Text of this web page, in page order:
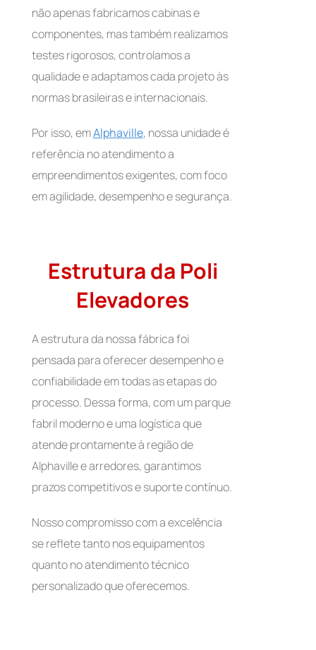
não apenas fabricamos cabinas e
componentes, mas também realizamos
testes rigorosos, controlamos a
qualidade e adaptamos cada projeto às
normas brasileiras e internacionais.
Por isso, emAlphaville, nossa unidade é
referência no atendimento a
empreendimentos exigentes, com foco
em agilidade, desempenho e segurança.
Estrutura da Poli
Elevadores
A estrutura da nossa fábrica foi
pensada para oferecer desempenho e
confiabilidade em todas as etapas do
processo. Dessa forma, com um parque
fabril moderno e uma logística que
atende prontamente à região de
Alphaville e arredores, garantimos
prazos competitivos e suporte contínuo.
Nosso compromisso com a excelência
se reflete tanto nos equipamentos
quanto no atendimento técnico
personalizado que oferecemos.